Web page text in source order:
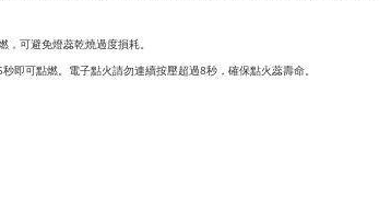
可避免燈蕊乾燒過度損耗。
即可點燃。電子點火請勿連續按壓超過8秒，確保點火蕊壽命。